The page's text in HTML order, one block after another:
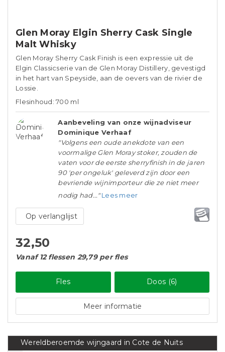
Glen Moray Elgin Sherry Cask Single
Malt Whisky
Glen Moray Sherry Cask Finish is een expressie uit de
Elgin Classicserie van de Glen Moray Distillery, gevestigd
in het hart van Speyside, aan de oevers van de rivier de
Lossie.
Flesinhoud: 700 ml
Aanbeveling van onze wijnadviseur
Dominique Verhaaf
"Volgens een oude anekdote van een
voormalige Glen Moray stoker, zouden de
vaten voor de eerste sherryfinish in de jaren
90 'per ongeluk' geleverd zijn door een
bevriende wijnimporteur die ze niet meer
nodig had..." Lees meer
Op verlanglijst
32,50
Vanaf 12 flessen 29,79 per fles
Fles Doos (6)
Meer informatie
Wereldberoemde wijngaard in Cote de Nuits